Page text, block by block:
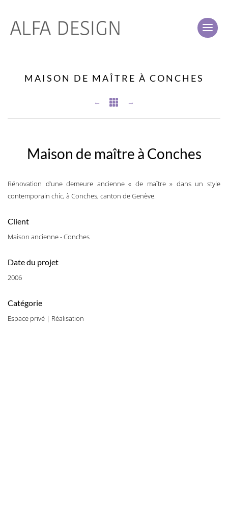
MAISON DE MAÎTRE À CONCHES
← →

Maison de maître à Conches
Rénovation d’une demeure ancienne « de maître » dans un style
contemporain chic, à Conches, canton de Genève.
Client
Maison ancienne - Conches
Date du projet
2006
Catégorie
Espace privé | Réalisation